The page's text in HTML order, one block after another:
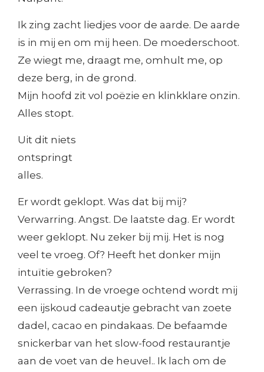
Ik zing zacht liedjes voor de aarde. De aarde
is in mij en om mij heen. De moederschoot.
Ze wiegt me, draagt me, omhult me, op
deze berg, in de grond.
Mijn hoofd zit vol poëzie en klinkklare onzin.
Alles stopt.
Uit dit niets
ontspringt
alles.
Er wordt geklopt. Was dat bij mij?
Verwarring. Angst. De laatste dag. Er wordt
weer geklopt. Nu zeker bij mij. Het is nog
veel te vroeg. Of? Heeft het donker mijn
intuïtie gebroken?
Verrassing. In de vroege ochtend wordt mij
een ijskoud cadeautje gebracht van zoete
dadel, cacao en pindakaas. De befaamde
snickerbar van het slow-food restaurantje
aan de voet van de heuvel.. Ik lach om de